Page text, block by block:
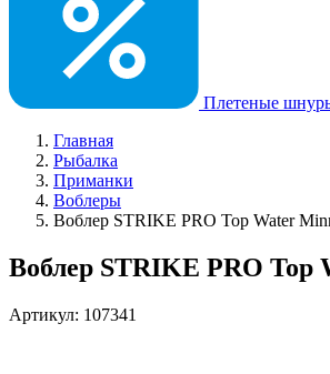
Плетеные
Главная
Рыбалка
Приманки
Воблеры
Воблер STRIKE PRO Top Water
Воблер STRIKE PRO Top
Артикул: 107341